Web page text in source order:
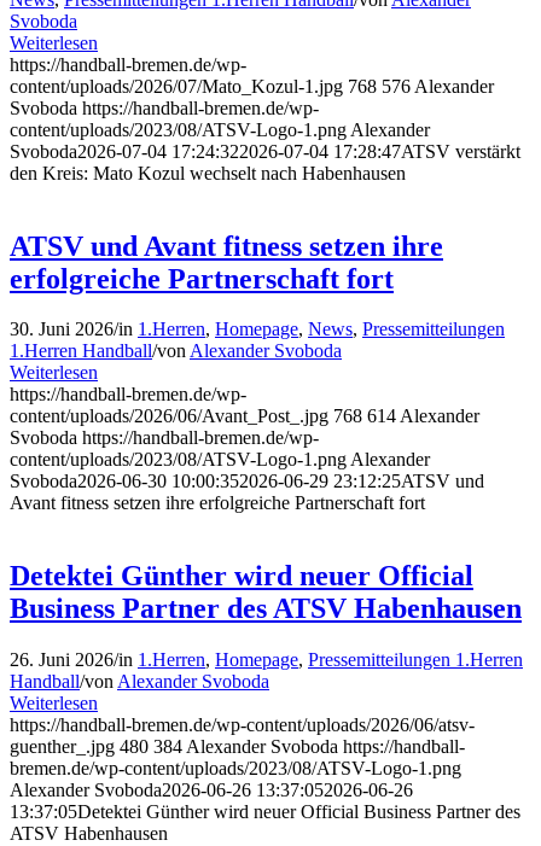
Svoboda
Weiterlesen
https://handball-bremen.de/wp-
content/uploads/2026/07/Mato_Kozul-1.jpg 768 576 Alexander
Svoboda https://handball-bremen.de/wp-
content/uploads/2023/08/ATSV-Logo-1.png Alexander
Svoboda2026-07-04 17:24:322026-07-04 17:28:47ATSV verstärkt
den Kreis: Mato Kozul wechselt nach Habenhausen
ATSV und Avant fitness setzen ihre
erfolgreiche Partnerschaft fort
30. Juni 2026/in 1.Herren, Homepage, News, Pressemitteilungen
1.Herren Handball/vonAlexander Svoboda
Weiterlesen
https://handball-bremen.de/wp-
content/uploads/2026/06/Avant_Post_.jpg 768 614Alexander
Svoboda https://handball-bremen.de/wp-
content/uploads/2023/08/ATSV-Logo-1.pngAlexander
Svoboda2026-06-30 10:00:352026-06-29 23:12:25ATSV und
Avant fitness setzen ihre erfolgreiche Partnerschaft fort
Detektei Günther wird neuer Official
Business Partner des ATSV Habenhausen
26. Juni 2026/in 1.Herren, Homepage, Pressemitteilungen 1.Herren
Handball/von Alexander Svoboda
Weiterlesen
https://handball-bremen.de/wp-content/uploads/2026/06/atsv-
guenther_.jpg 480 384 Alexander Svoboda https://handball-
bremen.de/wp-content/uploads/2023/08/ATSV-Logo-1.png
Alexander Svoboda2026-06-26 13:37:052026-06-26
13:37:05Detektei Günther wird neuer Official Business Partner des
ATSV Habenhausen